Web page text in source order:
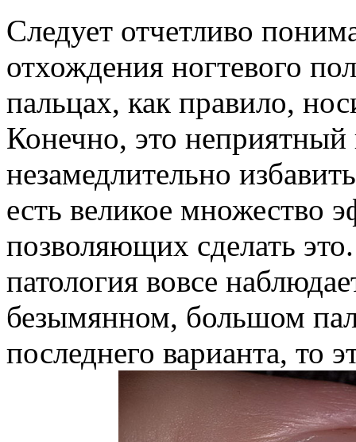
Следует отчетливо
отхождения ногтевого
пальцах, как правило,
Конечно, это неприятный
незамедлительно
есть великое множество
позволяющих сделать
патология вовсе
безымянном, большом
последнего варианта, то